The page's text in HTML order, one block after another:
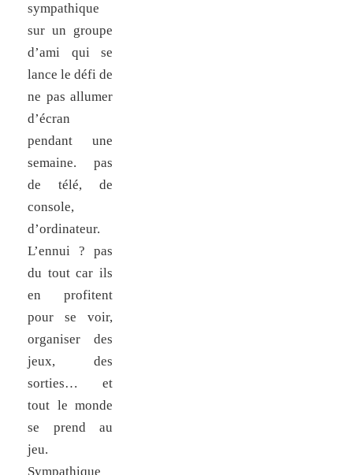
sympathique
sur un groupe
d’ami qui se
lance le défi de
ne pas allumer
d’écran
pendant une
semaine. pas
de télé, de
console,
d’ordinateur.
L’ennui ? pas
du tout car ils
en profitent
pour se voir,
organiser des
jeux, des
sorties… et
tout le monde
se prend au
jeu.
Sympathique